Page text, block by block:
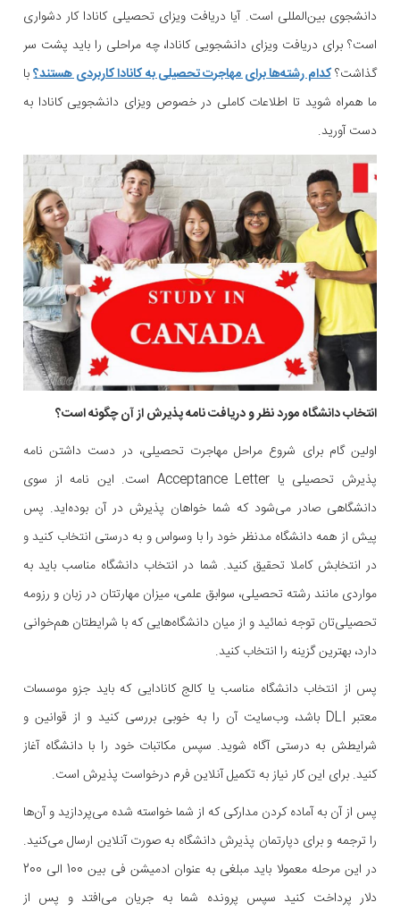
دانشجوی بین‌المللی است. آیا دریافت ویزای تحصیلی کانادا کار دشواری
است؟ برای دریافت ویزای دانشجویی کانادا، چه مراحلی را باید پشت سر
گذاشت؟کدام رشته‌ها برای مهاجرت تحصیلی به کانادا کاربردی هستند؟با
ما همراه شوید تا اطلاعات کاملی در خصوص ویزای دانشجویی کانادا به
دست آورید.
انتخاب دانشگاه مورد نظر و دریافت نامه پذیرش از آن چگونه است؟
اولین گام برای شروع مراحل مهاجرت تحصیلی، در دست داشتن نامه
پذیرش تحصیلی یا Acceptance Letter است. این نامه از سوی
دانشگاهی صادر می‌شود که شما خواهان پذیرش در آن بوده‌اید. پس
پیش از همه دانشگاه مدنظر خود را با وسواس و به درستی انتخاب کنید و
در انتخابش کاملا تحقیق کنید. شما در انتخاب دانشگاه مناسب باید به
مواردی مانند رشته تحصیلی، سوابق علمی، میزان مهارتتان در زبان و رزومه
تحصیلی‌تان توجه نمائید و از میان دانشگاه‌هایی که با شرایطتان هم‌خوانی
دارد، بهترین گزینه را انتخاب کنید.
پس از انتخاب دانشگاه مناسب یا کالج کانادایی که باید جزو موسسات
معتبر DLI باشد، وب‌سایت آن را به خوبی بررسی ‌کنید و از قوانین و
شرایطش به درستی آگاه شوید. سپس مکاتبات خود را با دانشگاه آغاز
کنید. برای این کار نیاز به تکمیل آنلاین فرم درخواست پذیرش است.
پس از آن به آماده کردن مدارکی که از شما خواسته شده می‌پردازید و آن‌ها
را ترجمه و برای دپارتمان پذیرش دانشگاه به صورت آنلاین ارسال می‌کنید.
در این مرحله معمولا باید مبلغی به عنوان ادمیشن فی بین 100 الی 200
دلار پرداخت کنید سپس پرونده شما به جریان می‌افتد و پس از